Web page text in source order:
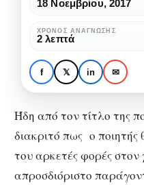
Συλλέκτης
Μίλτου
Μίλτου
Γήτα
18 Νοεμβρίου, 2017
ΧΡΌΝΟΣ ΑΝΆΓΝΩΣΗΣ
2 λεπτά
f 𝕏 in ✉
Ήδη από τον τίτλο της
διακριτό πως ο
του αρκετές φορές στον
απροσδιόριστο